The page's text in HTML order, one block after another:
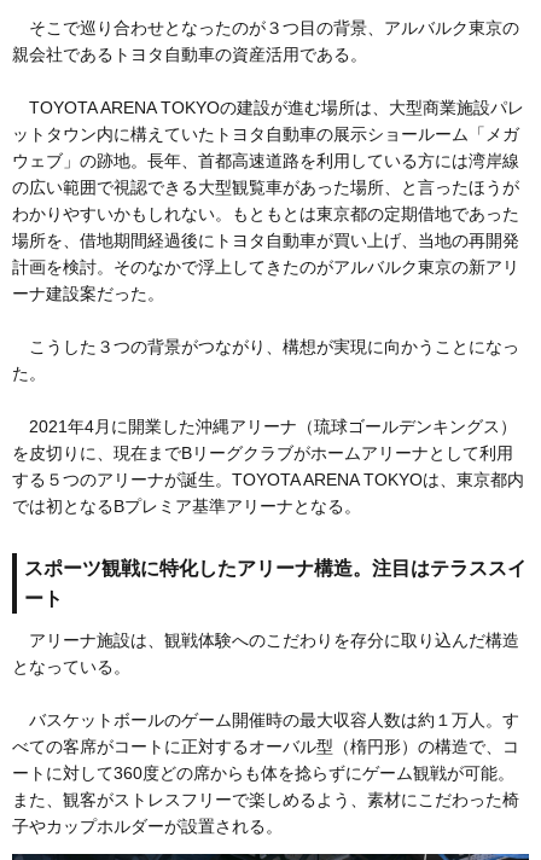
そこで巡り合わせとなったのが３つ目の背景、アルバルク東京の
親会社であるトヨタ自動車の資産活用である。
TOYOTA ARENA TOKYOの建設が進む場所は、大型商業施設パレ
ットタウン内に構えていたトヨタ自動車の展示ショールーム「メガ
ウェブ」の跡地。長年、首都高速道路を利用している方には湾岸線
の広い範囲で視認できる大型観覧車があった場所、と言ったほうが
わかりやすいかもしれない。もともとは東京都の定期借地であった
場所を、借地期間経過後にトヨタ自動車が買い上げ、当地の再開発
計画を検討。そのなかで浮上してきたのがアルバルク東京の新アリ
ーナ建設案だった。
こうした３つの背景がつながり、構想が実現に向かうことになっ
た。
2021年4月に開業した沖縄アリーナ（琉球ゴールデンキングス）
を皮切りに、現在までBリーグクラブがホームアリーナとして利用
する５つのアリーナが誕生。TOYOTA ARENA TOKYOは、東京都内
では初となるBプレミア基準アリーナとなる。
スポーツ観戦に特化したアリーナ構造。注目はテラススイ
ート
アリーナ施設は、観戦体験へのこだわりを存分に取り込んだ構造
となっている。
バスケットボールのゲーム開催時の最大収容人数は約１万人。す
べての客席がコートに正対するオーバル型（楕円形）の構造で、コ
ートに対して360度どの席からも体を捻らずにゲーム観戦が可能。
また、観客がストレスフリーで楽しめるよう、素材にこだわった椅
子やカップホルダーが設置される。